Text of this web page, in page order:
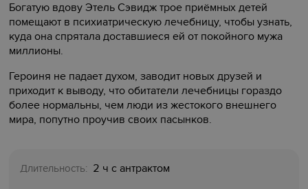
Богатую вдову Этель Сэвидж трое приёмных детей
помещают в психиатрическую лечебницу, чтобы узнать,
куда она спрятала доставшиеся ей от покойного мужа
миллионы.
Героиня не падает духом, заводит новых друзей и
приходит к выводу, что обитатели лечебницы гораздо
более нормальны, чем люди из жестокого внешнего
мира, попутно проучив своих пасынков.
Длительность: 2 ч с антрактом